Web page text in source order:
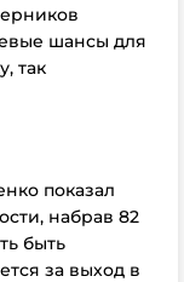
шансы для
так
показал
набрав 82
быть
за выход в